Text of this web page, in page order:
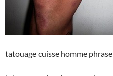
tatouage cuisse homme phrase